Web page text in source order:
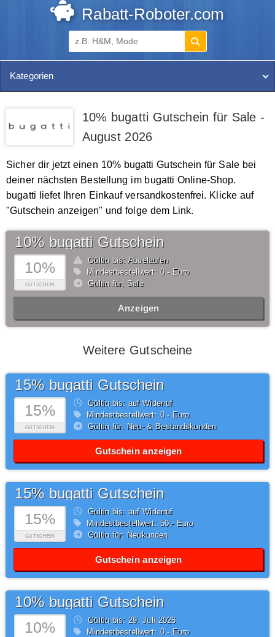
Rabatt-Roboter.com
Kategorien
10% bugatti Gutschein für Sale -
August 2026
Sicher dir jetzt einen 10% bugatti Gutschein für Sale bei
deiner nächsten Bestellung im bugatti Online-Shop.
bugatti liefet Ihren Einkauf versandkostenfrei. Klicke auf
"Gutschein anzeigen" und folge dem Link.
10%
GUTSCHEIN
10% bugatti Gutschein
Gültig bis: Abgelaufen
Mindestbestellwert: 0,- Euro
Gültig für: Sale
Anzeigen
Weitere Gutscheine
15%
GUTSCHEIN
15% bugatti Gutschein
Gültig bis: auf Widerruf
Mindestbestellwert: 0,- Euro
Gültig für: Neu- & Bestandskunden
Gutschein anzeigen
15%
GUTSCHEIN
15% bugatti Gutschein
Gültig bis: auf Widerruf
Mindestbestellwert: 50,- Euro
Gültig für: Neukunden
Gutschein anzeigen
10%
10% bugatti Gutschein
Gültig bis: 29.Juli2026
Mindestbestellwert: 0,- Euro